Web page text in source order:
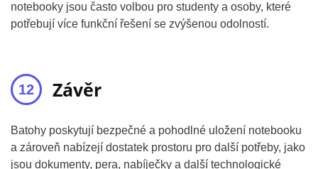
notebooky jsou často volbou pro studenty a osoby, které
potřebují více funkční řešení se zvýšenou odolností.
Závěr
Batohy poskytují bezpečné a pohodlné uložení notebooku
a zároveň nabízejí dostatek prostoru pro další potřeby, jako
jsou dokumenty, pera, nabíječky a další technologické